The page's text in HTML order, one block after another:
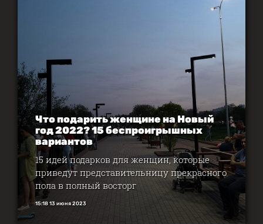
Что подарить женщине на Новый
год 2022? 15 беспроигрышных
вариантов
15 идей подарков для женщин, которые
приведут представительницу прекрасного
пола в полный восторг
15:18 13 июня 2023